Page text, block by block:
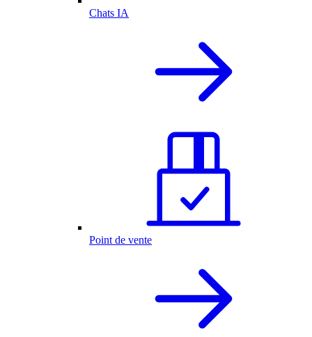
Chats IA
Point de vente